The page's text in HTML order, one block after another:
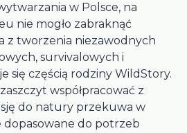
w Polsce, na
nie mogło zabraknąć
z tworzenia niezawodnych
survivalowych i
się częścią rodziny WildStory.
współpracować z
do natury przekuwa w
do potrzeb